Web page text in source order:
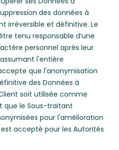
des données à
irréversible et définitive. Le
tenu responsable d’une
personnel après leur
l'entière
que l'anonymisation
des Données à
soit utilisée comme
que le Sous-traitant
pour l'amélioration
accepté pour les Autorités